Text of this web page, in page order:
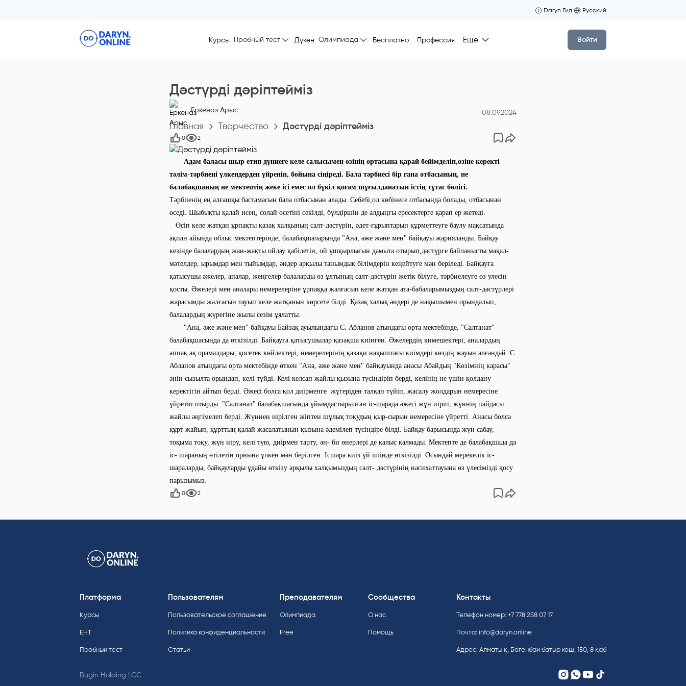
Daryn Гид Русский
Курсы Пробный тест Дүкен Олимпиада Бесплатно Профессия Еще Войти
Дәстүрді дәріптейміз
Еркеназ Арыс 08.09.2024
Главная Творчество Дәстүрді дәріптейміз
0 2
Адам баласы шыр етип дүниеге келе салысымен өзінің ортасына қарай бейімделіп,өзіне керекті
тәлім-тәрбиені үлкендерден үйреніп, бойына сіңіреді. Бала тәрбиесі бір ғана отбасының, не
балабақшаның не мектептің жеке ісі емес ол бүкіл қоғам шұғылданатын істің тұтас бөлігі.
Тәрбиенің ең алғашқы бастамасын бала отбасынан алады. Себебі,ол көбінесе отбасында болады, отбасынан
өседі. Шыбықты қалай исең, солай өсетіні секілді, бүлдіршін де алдыңғы ересектерге қарап ер жетеді.
Өсіп келе жатқан ұрпақты қазақ халқының салт-дәстүрін, әдет-ғұрыптарын құрметтеуге баулу мақсатында
ақпан айында облыс мектептерінде, балабақшаларында "Ана, әже және мен" байқауы жарияланды. Байқау
кезінде балалардың жан-жақты ойлау қабілетін, ой ұшқырлығын дамыта отырып,дәстүрге байланысты мақал-
мәтелдер, ырымдар мен тыйымдар, әндер арқылы танымдық білімдерін кеңейтуге мән беріледі. Байқауға
қатысушы әжелер, апалар, жеңгелер балаларды өз ұлтының салт-дәстүрін жетік білуге, тәрбиелеуге өз улесін
қосты. Әжелері мен аналары немерелеріне ұрпаққа жалғасып келе жатқан ата-бабаларымыздың салт-дәстүрлері
жарасымды жалғасын тауып келе жатқанын көрсете білді. Қазақ халық әндері де нақышымен орындалып,
балалардың жүрегіне жылы сезім ұялатты.
"Ана, әже және мен" байқауы Байзақ ауылындағы С. Абланов атындагы орта мектебінде, "Салтанат"
балабақшасында да өткізілді. Байқауға қатысушылар қазақша киінген. Әжелердің кимешектері, аналардың
аппақ ақ орамалдары, қосетек көйлектері, немерелерінің қазақи нақыштағы киімдері көздің жауын алғандай. С.
Абланов атындағы орта мектебінде өткен "Ана, әже және мен" байқауында анасы Абайдың "Көзімнің карасы"
әнін сызылта орындап, келі түйді. Келі келсап жайлы қызына түсіндіріп берді, келінің не үшін қолдану
керектігін айтып берді. Әжесі болса қол диірменге жүгеріден талқан түйіп, жасалу жолдарын немересіне
үйретіп отырды. "Салтанат" балабақшасында ұйымдастырылған іс-шарада әжесі жүн иіріп, жүннің пайдасы
жайлы әңгімелеп берді. Жүннен иірілген жіптен шұлық тоқудың қыр-сырын немересіне үйретті. Анасы болса
құрт жайып, құрттың қалай жасалатынын қызына әдемілеп түсіндіре білді. Байқау барысында жүн сабау,
тоқыма тоқу, жүн иіру, келі түю, диірмен тарту, ән- би өнерлері де қалыс қалмады. Мектепте де балабақшада да
іс- шараның өтілетін орнына үлкен мән берілген. Ісшара киіз үй ішінде өткізілді. Осындай мерекелік іс-
шараларды, байқауларды ұдайы өткізу арқылы халқымыздың салт- дәстүрінің насихаттауына өз үлесімізді қосу
парызымыз.
0 2
Платформа
Курсы
ЕНТ
Пробный тест
Пользователям
Пользовательское соглашение
Политика конфиденциальности
Статьи
Преподавателям
Олимпиада
Free
Сообщества
О нас
Помощь
Контакты
Телефон номер: +7 778 258 07 17
Почта: info@daryn.online
Адрес: Алматы қ, Бөгенбай батыр көш, 150, 8 қаб
Bugin Holding LCC